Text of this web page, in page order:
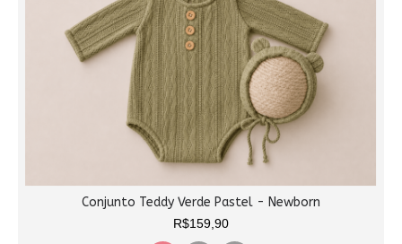
Conjunto Teddy Verde Pastel - Newborn
R$159,90